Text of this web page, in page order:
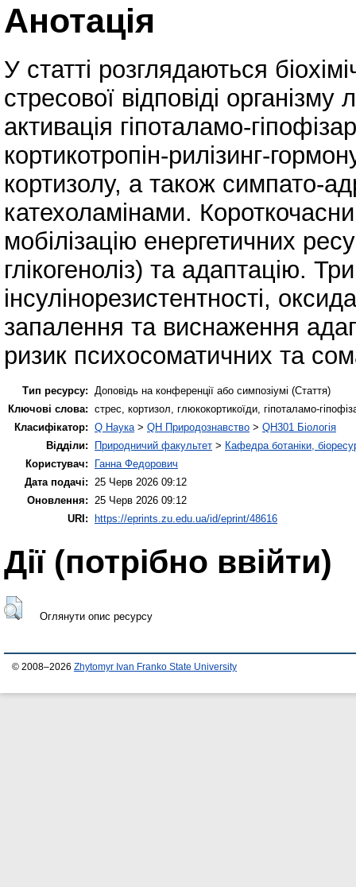
Анотація
У статті розглядаються
стресової відповіді
активація гіпоталамо-
кортикотропін-рилізинг-
кортизолу, а також симпато-
катехоламінами.
мобілізацію енергетичних
глікогеноліз) та адаптацію.
інсулінорезистентності,
запалення та виснаження
ризик психосоматичних та
Тип ресурсу:
Доповідь на конференції або симпозіумі (Стаття)
Ключові слова: стрес, кортизол, глюкокортикоїди, гіпоталамо-
Класифікатор: Q Наука > QH Природознавство > QH301 Біологія
Відділи:
Природничий факультет > Кафедра ботаніки,
Користувач:
Ганна Федорович
Дата подачі:
25 Черв 2026 09:12
Оновлення:
25 Черв 2026 09:12
URI: https://eprints.zu.edu.ua/id/eprint/48616
Дії ​​(потрібно ввійти)
Оглянути опис ресурсу
© 2008–2026 Zhytomyr Ivan Franko State University